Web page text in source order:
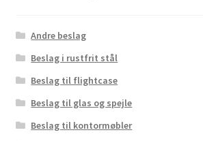
Andre beslag
Beslag i rustfrit stål
Beslag til flightcase
Beslag til glas og spejle
Beslag til kontormøbler